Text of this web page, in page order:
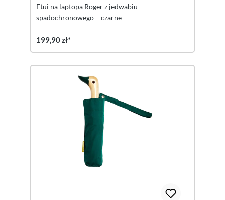
Etui na laptopa Roger z jedwabiu
spadochronowego – czarne
199,90 zł*